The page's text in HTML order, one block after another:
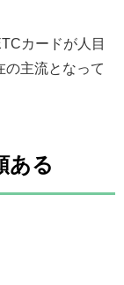
カードが人目
の主流となって
ある